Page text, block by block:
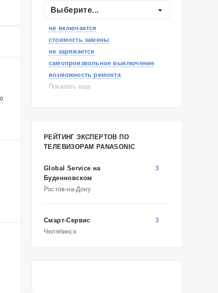
Наушники
Выберите...
не включается
стоимость замены
не заряжается
самопроизвольное выключение
возможность ремонта
самостоятельный ремонт
решение проблемы
Показать еще
РЕЙТИНГ ЭКСПЕРТОВ ПО
ТЕЛЕВИЗОРАМ PANASONIC
Global Service на
Буденновском
Ростов-на-Дону
3
Смарт-Сервис
Челябинск
3